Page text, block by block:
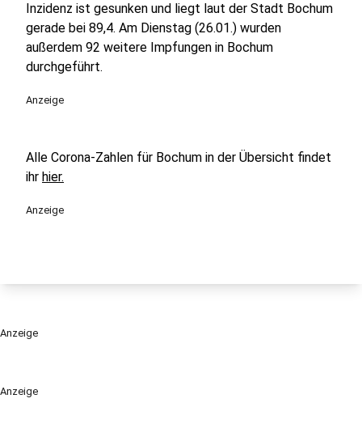
Anzeige
Inzidenz ist gesunken und liegt laut der Stadt Bochum
gerade bei 89,4. Am Dienstag (26.01.) wurden
außerdem 92 weitere Impfungen in Bochum
durchgeführt.
Anzeige
Alle Corona-Zahlen für Bochum in der Übersicht findet
ihr hier.
Anzeige
Anzeige